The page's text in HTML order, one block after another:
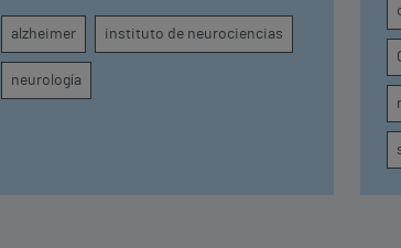
para el exhaustivo seguimiento clínico
de cada paciente
alzheimer instituto de neurociencias
neurología